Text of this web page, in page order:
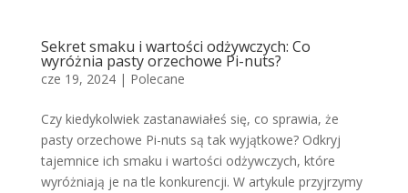
Sekret smaku i wartości odżywczych: Co
wyróżnia pasty orzechowe Pi-nuts?
cze 19, 2024| Polecane
Czy kiedykolwiek zastanawiałeś się, co sprawia, że
pasty orzechowe Pi-nuts są tak wyjątkowe? Odkryj
tajemnice ich smaku i wartości odżywczych, które
wyróżniają je na tle konkurencji. W artykule przyjrzymy